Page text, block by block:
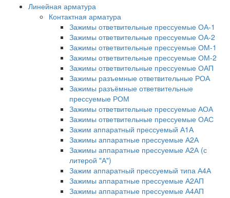
Линейная арматура
Контактная арматура
Зажимы ответвительные прессуемые ОА-1
Зажимы ответвительные прессуемые ОА-2
Зажимы ответвительные прессуемые ОМ-1
Зажимы ответвительные прессуемые ОМ-2
Зажимы ответвительные прессуемые ОАП
Зажимы разъемные ответвительные РОА
Зажимы разъёмные ответвительные
прессуемые РОМ
Зажимы ответвительные прессуемые АОА
Зажимы ответвительные прессуемые ОАС
Зажим аппаратный прессуемый А1А
Зажимы аппаратные прессуемые А2А
Зажимы аппаратные прессуемые А2А (с
литерой "А")
Зажим аппаратный прессуемый типа А4А
Зажимы аппаратные прессуемые А2АП
Зажимы аппаратные прессуемые А4АП